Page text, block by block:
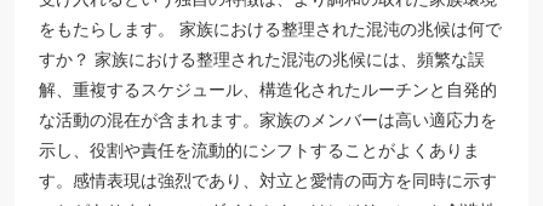
をもたらします。 家族における整理された混沌の兆候は何で
すか？ 家族における整理された混沌の兆候には、頻繁な誤
解、重複するスケジュール、構造化されたルーチンと自発的
な活動の混在が含まれます。家族のメンバーは高い適応力を
示し、役割や責任を流動的にシフトすることがよくありま
す。感情表現は強烈であり、対立と愛情の両方を同時に示す